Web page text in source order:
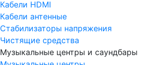
Кабели HDMI
Кабели антенные
Стабилизаторы напряжения
Чистящие средства
Музыкальные центры и саундбары